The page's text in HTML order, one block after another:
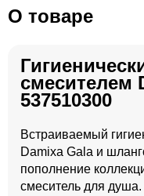
О товаре
смесителем
537510300
Встраиваемый
Damixa Gala и
пополнение
смеситель для